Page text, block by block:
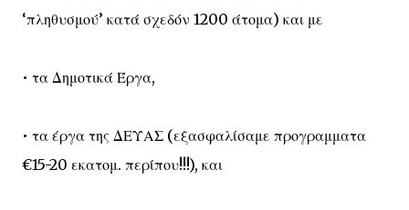
‘πληθυσμού’ κατά σχεδόν 1200 άτομα) και με
• τα Δημοτικά Έργα,
• τα έργα της ΔΕΥΑΣ (εξασφαλίσαμε προγραμματα
€15-20 εκατομ. περίπου!!!), και